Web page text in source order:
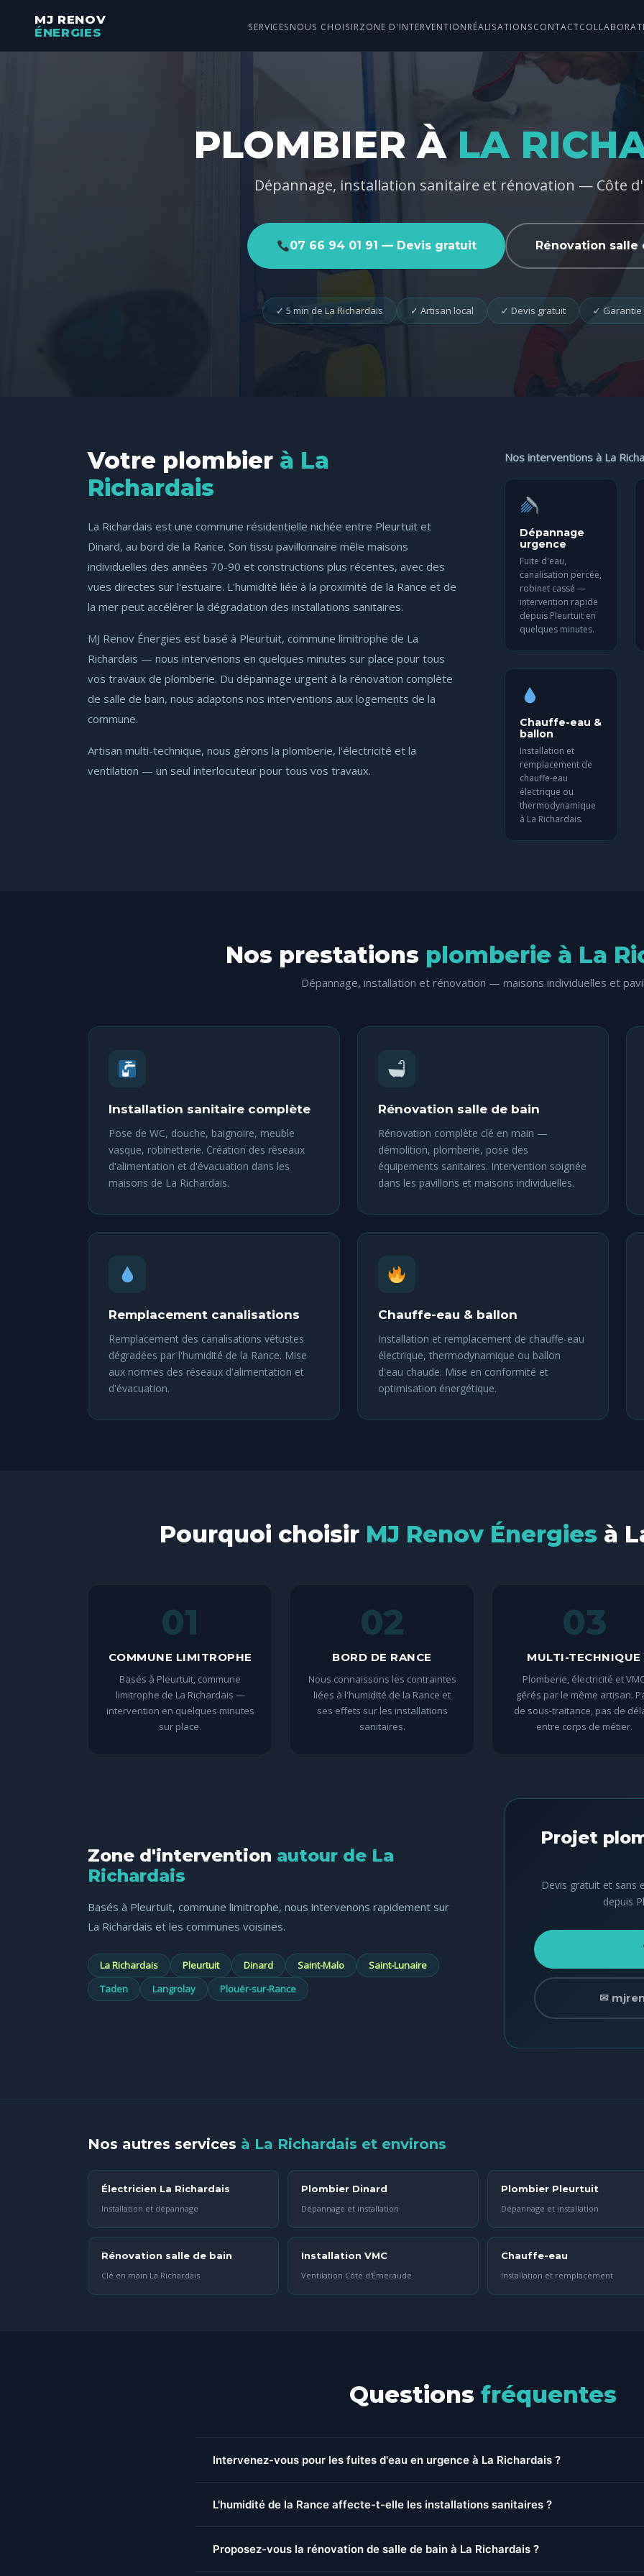
MJ RENOV
ÉNERGIES
SERVICESNOUS CHOISIRZONE D'INTERVENTIONRÉALISATIONSCONTACT
PLOMBIER À LA
Dépannage, installation sanitaire et rénovation — Côte
07 66 94 01 91 — Devis gratuit Rénovation salle
✓ 5 min de La Richardais ✓ Artisan local ✓ Devis gratuit ✓
Votre plombier à La
Richardais
La Richardais est une commune résidentielle nichée entre Pleurtuit et
Dinard, au bord de la Rance. Son tissu pavillonnaire mêle maisons
individuelles des années 70-90 et constructions plus récentes, avec des
vues directes sur l'estuaire. L'humidité liée à la proximité de la Rance et de
la mer peut accélérer la dégradation des installations sanitaires.
MJ Renov Énergies est basé à Pleurtuit, commune limitrophe de La
Richardais — nous intervenons en quelques minutes sur place pour tous
vos travaux de plomberie. Du dépannage urgent à la rénovation complète
de salle de bain, nous adaptons nos interventions aux logements de la
commune.
Artisan multi-technique, nous gérons la plomberie, l'électricité et la
ventilation — un seul interlocuteur pour tous vos travaux.
Nos interventions à La
Dépannage
urgence
Fuite d'eau,
canalisation percée,
robinet cassé —
intervention rapide
depuis Pleurtuit en
quelques minutes.
Chauffe-eau &
ballon
Installation et
remplacement de
chauffe-eau
électrique ou
thermodynamique
à La Richardais.
Nos prestations plomberie à La
Dépannage, installation et rénovation — maisons individuelles et
Installation sanitaire complète
Pose de WC, douche, baignoire, meuble
vasque, robinetterie. Création des réseaux
d'alimentation et d'évacuation dans les
maisons de La Richardais.
Rénovation salle de bain
Rénovation complète clé en main —
démolition, plomberie, pose des
équipements sanitaires. Intervention soignée
dans les pavillons et maisons individuelles.
Remplacement canalisations
Remplacement des canalisations vétustes
dégradées par l'humidité de la Rance. Mise
aux normes des réseaux d'alimentation et
d'évacuation.
Chauffe-eau & ballon
Installation et remplacement de chauffe-eau
électrique, thermodynamique ou ballon
d'eau chaude. Mise en conformité et
optimisation énergétique.
Pourquoi choisir MJ Renov Énergies à
01
COMMUNE LIMITROPHE
Basés à Pleurtuit, commune
limitrophe de La Richardais —
intervention en quelques minutes
sur place.
02
BORD DE RANCE
Nous connaissons les contraintes
liées à l'humidité de la Rance et
ses effets sur les installations
sanitaires.
03
MULTI-TECHNIQUE
Plomberie, électricité et
gérés par le même artisan.
de sous-traitance, pas de
entre corps de métier.
Zone d'intervention autour de La
Richardais
Basés à Pleurtuit, commune limitrophe, nous intervenons rapidement sur
La Richardais et les communes voisines.
La Richardais Pleurtuit Dinard Saint-Malo
Saint-Lunaire
Taden
Langrolay Plouër-sur-Rance
Projet
Devis gratuit et sans
depuis
✉
Nos autres services à La Richardais et environs
Électricien La Richardais
Installation et dépannage
Plombier Dinard
Dépannage et installation
Plombier Pleurtuit
Dépannage et installation
Rénovation salle de bain
Clé en main La Richardais
Installation VMC
Ventilation Côte d'Émeraude
Chauffe-eau
Installation et remplacement
Questions fréquentes
Intervenez-vous pour les fuites d'eau en urgence à La Richardais ?
sommes sur place en quelques minutes pour tous vos dépannages plomberie urgents.
L'humidité de la Rance affecte-t-elle les installations sanitaires ?
des canalisations. Un contrôle régulier de votre installation est recommandé, surtout dans
20 ans.
Proposez-vous la rénovation de salle de bain à La Richardais ?